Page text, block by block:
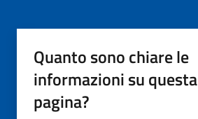
Quanto sono chiare le
informazioni su questa
pagina?